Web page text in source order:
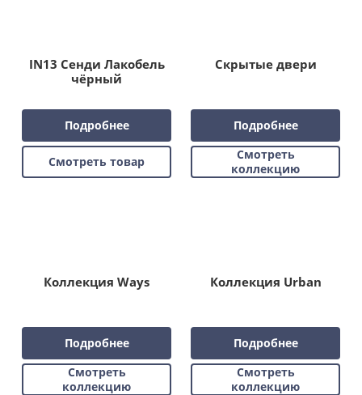
IN13 Сенди Лакобель
чёрный
Подробнее
Смотреть товар
Скрытые двери
Подробнее
Смотреть
коллекцию
Коллекция Ways
Подробнее
Смотреть
коллекцию
Коллекция Urban
Подробнее
Смотреть
коллекцию